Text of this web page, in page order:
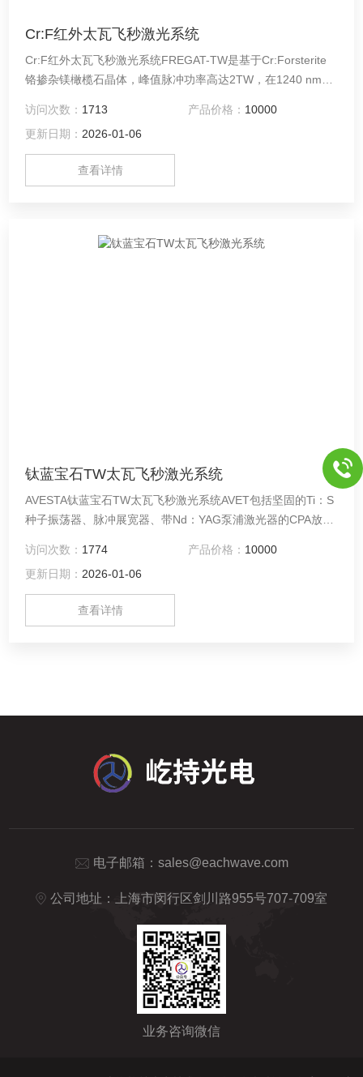
Cr:F红外太瓦飞秒激光系统
Cr:F红外太瓦飞秒激光系统FREGAT-TW​是基于Cr:Forsterite​
铬掺杂镁橄榄石晶体，峰值脉冲功率高达2TW，在1240 nm处
访问次数： 1713 产品价格： 10000
更新日期： 2026-01-06
查看详情
钛蓝宝石TW太瓦飞秒激光系统
AVESTA钛蓝宝石TW太瓦飞秒激光系统AVET包括坚固的Ti：S
种子振荡器、脉冲展宽器、带Nd：YAG泵浦激光器的CPA放大
系统）、带计算机接口的同步和控制电子设备等。所有组件都
集成在一个光学平台上，确保稳定运行。
访问次数： 1774 产品价格： 10000
更新日期： 2026-01-06
查看详情
电子邮箱： sales@eachwave.com
公司地址：上海市闵行区剑川路955号707-709室
业务咨询微信